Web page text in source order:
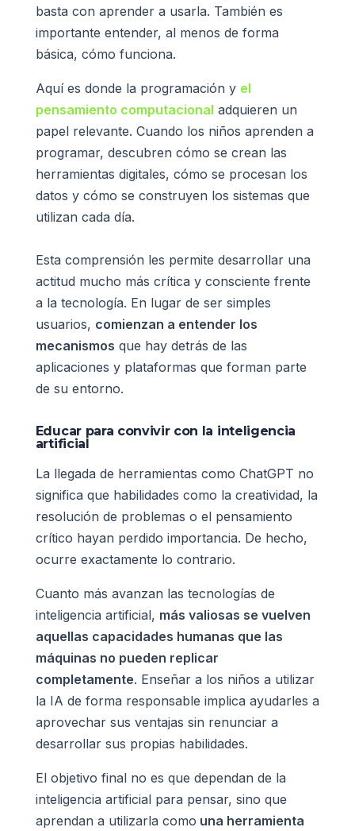
basta con aprender a usarla. También es
importante entender, al menos de forma
básica, cómo funciona.
Aquí es donde la programación y el
pensamiento computacional adquieren un
papel relevante. Cuando los niños aprenden a
programar, descubren cómo se crean las
herramientas digitales, cómo se procesan los
datos y cómo se construyen los sistemas que
utilizan cada día.
Esta comprensión les permite desarrollar una
actitud mucho más crítica y consciente frente
a la tecnología. En lugar de ser simples
usuarios, comienzan a entender los
mecanismos que hay detrás de las
aplicaciones y plataformas que forman parte
de su entorno.
Educar para convivir con la inteligencia
artificial
La llegada de herramientas como ChatGPT no
significa que habilidades como la creatividad, la
resolución de problemas o el pensamiento
crítico hayan perdido importancia. De hecho,
ocurre exactamente lo contrario.
Cuanto más avanzan las tecnologías de
inteligencia artificial, más valiosas se vuelven
aquellas capacidades humanas que las
máquinas no pueden replicar
completamente. Enseñar a los niños a utilizar
la IA de forma responsable implica ayudarles a
aprovechar sus ventajas sin renunciar a
desarrollar sus propias habilidades.
El objetivo final no es que dependan de la
inteligencia artificial para pensar, sino que
aprendan a utilizarla como una herramienta